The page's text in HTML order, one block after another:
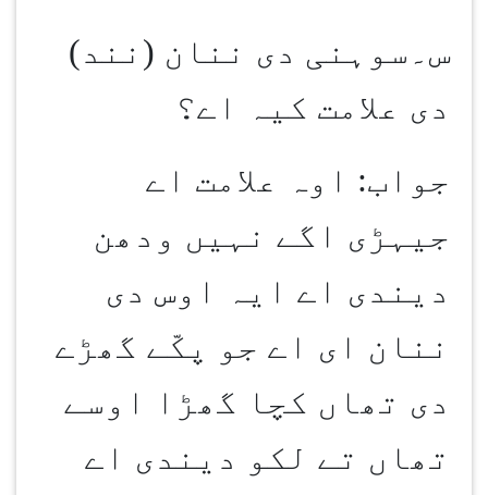
س۔سوہنی دی ننان (نند)
دی علامت کیہ اے؟
جواب: اوہ علامت اے
جیہڑی اگے نہیں ودھن
دیندی اے ایہ اوس دی
ننان ای اے جو پکّے گھڑے
دی تھاں کچا گھڑا اوسے
تھاں تے لکو دیندی اے